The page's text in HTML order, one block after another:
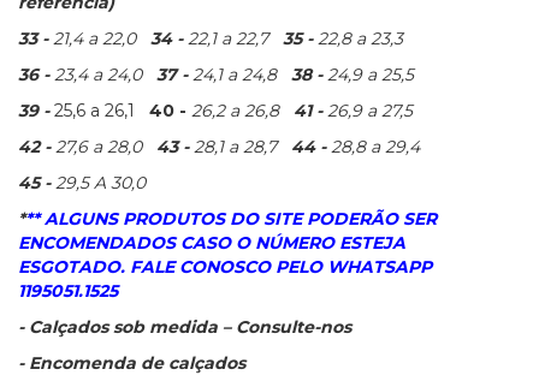
33 -21,4 a 22,0 34 -22,1 a 22,7 35 -22,8 a 23,3
36 -23,4 a 24,037 -24,1 a 24,8 38 -24,9 a 25,5
39 -25,6 a 26,1 40 - 26,2 a 26,8 41 -26,9 a 27,5
42 -27,6 a 28,0 43 -28,1 a 28,7 44 -28,8 a 29,4
45 -29,5 A 30,0
*** ALGUNS PRODUTOS DO SITE PODERÃO SER
ENCOMENDADOS CASO O NÚMERO ESTEJA
ESGOTADO. FALE CONOSCO PELO WHATSAPP
1195051.1525
- Calçados sob medida – Consulte-nos
- Encomenda de calçados